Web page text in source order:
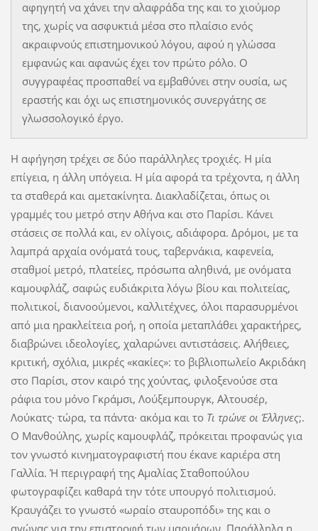
αφηγητή να χάνει την αλαφράδα της και το χιούμορ
της, χωρίς να ασφυκτιά μέσα στο πλαίσιο ενός
ακραιφνούς επιστημονικού λόγου, αφού η γλώσσα
εμφανώς και αφανώς έχει τον πρώτο ρόλο. Ο
συγγραφέας προσπαθεί να εμβαθύνει στην ουσία, ως
εραστής και όχι ως επιστημονικός συνεργάτης σε
γλωσσολογικό έργο.
Η αφήγηση τρέχει σε δύο παράλληλες τροχιές. Η μία
επίγεια, η άλλη υπόγεια. Η μία αφορά τα τρέχοντα, η άλλη
τα σταθερά και αμετακίνητα. Διακλαδίζεται, όπως οι
γραμμές του μετρό στην Αθήνα και στο Παρίσι. Κάνει
στάσεις σε πολλά και, εν ολίγοις, αδιάφορα. Δρόμοι, με τα
λαμπρά αρχαία ονόματά τους, ταβερνάκια, καφενεία,
σταθμοί μετρό, πλατείες, πρόσωπα αληθινά, με ονόματα
καμουφλάζ, σαφώς ευδιάκριτα λόγω βίου και πολιτείας,
πολιτικοί, διανοούμενοι, καλλιτέχνες, όλοι παρασυρμένοι
από μια ηρακλείτεια ροή, η οποία μεταπλάθει χαρακτήρες,
διαβρώνει ιδεολογίες, χαλαρώνει αντιστάσεις. Αλήθειες,
κριτική, σχόλια, μικρές «κακίες»: το βιβλιοπωλείο Ακριδάκη
στο Παρίσι, στον καιρό της χούντας, φιλοξενούσε στα
ράφια του μόνο Γκράμσι, Λούξεμπουργκ, Αλτουσέρ,
Λούκατς· τώρα, τα πάντα· ακόμα και τοΤι τρώνε οι Έλληνες;.
Ο Μανθούλης, χωρίς καμουφλάζ, πρόκειται προφανώς για
τον γνωστό κινηματογραφιστή που έκανε καριέρα στη
Γαλλία. Ή περιγραφή της Αμαλίας Σταθοπούλου
φωτογραφίζει καθαρά την τότε υπουργό πολιτισμού.
Κραυγάζει το γνωστό «ωραίο σταυροπόδι» της και ο